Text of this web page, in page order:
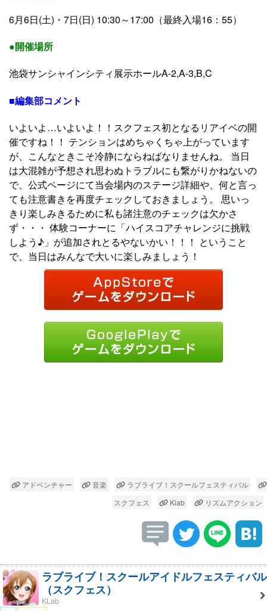
6月6日(土)・7日(日) 10:30～17:00（最終入場16：55）
●開催場所
池袋サンシャインシティ展示ホールA-2,A-3,B,C
■編集部コメント
いよいよ…いよいよ！！スクフェス初となるリアイベの開
催ですね！！ テンションはめちゃくちゃ上がっています
が、こんなときこそ冷静にならねばなりませんね。 当日
は大混雑が予想され思わぬトラブルにも繋がりかねないの
で、公式ページにて当会場内のステージ詳細や、何と言っ
ても注意書きを再度チェックしておきましょう。 思いっ
きり楽しみきるために私も諸注意のチェックは欠かさ
ず・・・ 体験コーナーに「ハイスコアチャレンジに挑戦
しよう♪」が追加されとるやないかい！！！ ということ
で、当日はみんなで大いに楽しみましょう！
アドベンチャー 音楽
ラブライブ！スクールフェスティバル
スクフェス
Klab リズムアクション
ラブライブ！スクールアイドルフェスティバル
（スクフェス）
KLab